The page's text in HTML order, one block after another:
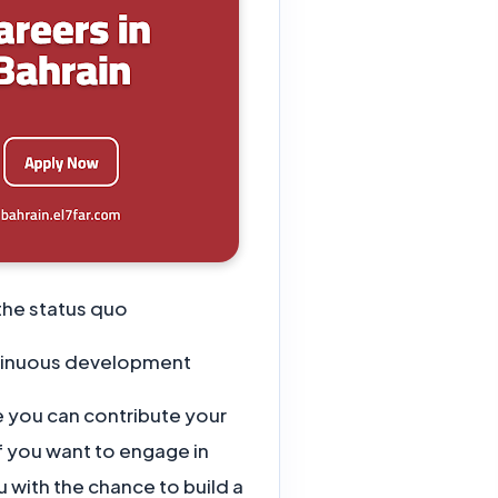
status quo?
you can contribute your
want to engage in
the chance to build a